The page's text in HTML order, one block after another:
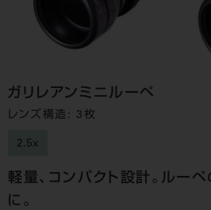
ガリレアンミニルーペ
レンズ構造: 3枚
2.5x
軽量、コンパクト設計。ルー
に。